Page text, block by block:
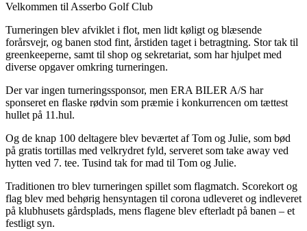
Velkommen til Asserbo Golf Club
Turneringen blev afviklet i flot, men lidt køligt og blæsende
forårsvejr, og banen stod fint, årstiden taget i betragtning. Stor tak til
greenkeeperne, samt til shop og sekretariat, som har hjulpet med
diverse opgaver omkring turneringen.
Der var ingen turneringssponsor, men ERA BILER A/S har
sponseret en flaske rødvin som præmie i konkurrencen om tættest
hullet på 11.hul.
Og de knap 100 deltagere blev beværtet af Tom og Julie, som bød
på gratis tortillas med velkrydret fyld, serveret som take away ved
hytten ved 7. tee. Tusind tak for mad til Tom og Julie.
Traditionen tro blev turneringen spillet som flagmatch. Scorekort og
flag blev med behørig hensyntagen til corona udleveret og indleveret
på klubhusets gårdsplads, mens flagene blev efterladt på banen – et
festligt syn.